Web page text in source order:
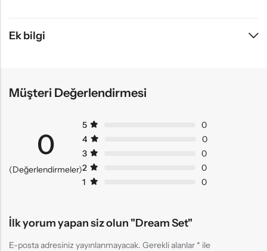
Ek bilgi
Müşteri Değerlendirmesi
0
(Değerlendirmeler)
5
0
4
0
3
0
2
0
1
0
İlk yorum yapan siz olun "Dream Set"
E-posta adresiniz yayınlanmayacak. Gerekli alanlar * ile